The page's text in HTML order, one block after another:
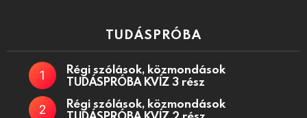
TUDÁSPRÓBA
Régi szólások, közmondások
TUDÁSPRÓBA KVÍZ 3 rész
Régi szólások, közmondások